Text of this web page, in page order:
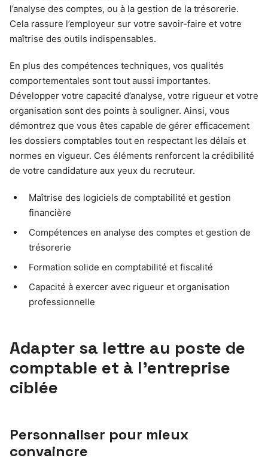
l’analyse des comptes, ou à la gestion de la trésorerie.
Cela rassure l’employeur sur votre savoir-faire et votre
maîtrise des outils indispensables.
En plus des compétences techniques, vos qualités
comportementales sont tout aussi importantes.
Développer votre capacité d’analyse, votre rigueur et votre
organisation sont des points à souligner. Ainsi, vous
démontrez que vous êtes capable de gérer efficacement
les dossiers comptables tout en respectant les délais et
normes en vigueur. Ces éléments renforcent la crédibilité
de votre candidature aux yeux du recruteur.
Maîtrise des logiciels de comptabilité et gestion
financière
Compétences en analyse des comptes et gestion de
trésorerie
Formation solide en comptabilité et fiscalité
Capacité à exercer avec rigueur et organisation
professionnelle
Adapter sa lettre au poste de
comptable et à l’entreprise
ciblée
Personnaliser pour mieux
convaincre